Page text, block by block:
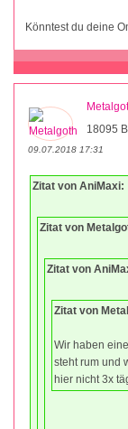
Könntest du deine
18095
09.07.2018 17:31
Zitat von AniMaxi:
Zitat von
Zitat von
Zitat von
Wir haben
steht rum und
hier nicht 3x